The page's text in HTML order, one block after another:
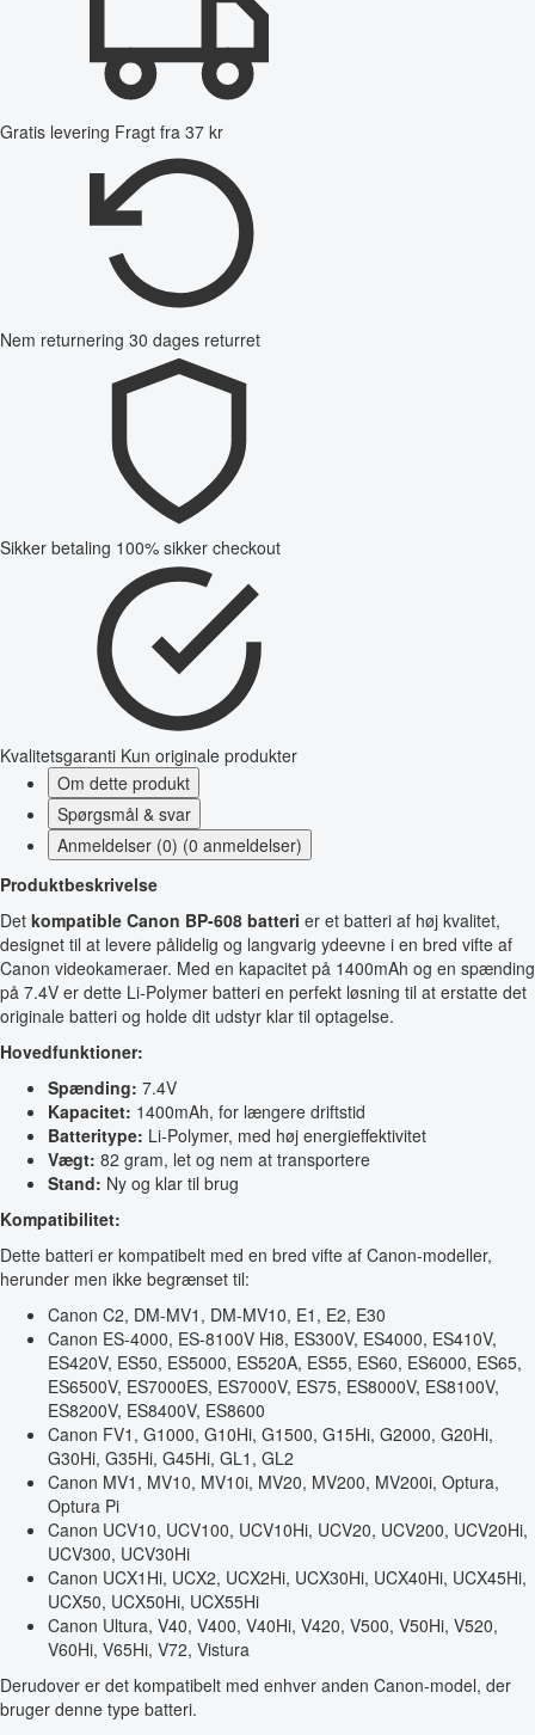
Gratis levering Fragt fra 37 kr
Nem returnering 30 dages returret
Sikker betaling 100% sikker checkout
Kvalitetsgaranti Kun originale produkter
Om dette produkt
Spørgsmål & svar
Anmeldelser (0) (0 anmeldelser)
Produktbeskrivelse
Det kompatible Canon BP-608 batteri er et batteri af høj kvalitet,
designet til at levere pålidelig og langvarig ydeevne i en bred vifte af
Canon videokameraer. Med en kapacitet på 1400mAh og en spænding
på 7.4V er dette Li-Polymer batteri en perfekt løsning til at erstatte det
originale batteri og holde dit udstyr klar til optagelse.
Hovedfunktioner:
Spænding: 7.4V
Kapacitet: 1400mAh, for længere driftstid
Batteritype: Li-Polymer, med høj energieffektivitet
Vægt: 82 gram, let og nem at transportere
Stand: Ny og klar til brug
Kompatibilitet:
Dette batteri er kompatibelt med en bred vifte af Canon-modeller,
herunder men ikke begrænset til:
Canon C2, DM-MV1, DM-MV10, E1, E2, E30
Canon ES-4000, ES-8100V Hi8, ES300V, ES4000, ES410V,
ES420V, ES50, ES5000, ES520A, ES55, ES60, ES6000, ES65,
ES6500V, ES7000ES, ES7000V, ES75, ES8000V, ES8100V,
ES8200V, ES8400V, ES8600
Canon FV1, G1000, G10Hi, G1500, G15Hi, G2000, G20Hi,
G30Hi, G35Hi, G45Hi, GL1, GL2
Canon MV1, MV10, MV10i, MV20, MV200, MV200i, Optura,
Optura Pi
Canon UCV10, UCV100, UCV10Hi, UCV20, UCV200, UCV20Hi,
UCV300, UCV30Hi
Canon UCX1Hi, UCX2, UCX2Hi, UCX30Hi, UCX40Hi, UCX45Hi,
UCX50, UCX50Hi, UCX55Hi
Canon Ultura, V40, V400, V40Hi, V420, V500, V50Hi, V520,
V60Hi, V65Hi, V72, Vistura
Derudover er det kompatibelt med enhver anden Canon-model, der
bruger denne type batteri.